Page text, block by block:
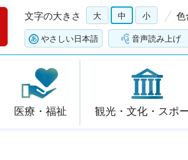
文字の大きさ 大 中 小 色
やさしい日本語 音声読み上げ
医療・福祉 観光・文化・スポ